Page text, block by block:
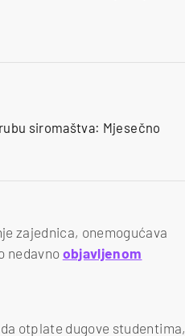
siromaštva: Mjesečno
zajednica, onemogućava
nedavno objavljenom
otplate dugove studentima,